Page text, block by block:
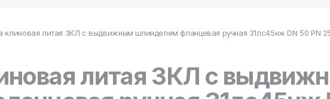
клиновая литая ЗКЛ с выдвижным шпинделем фланцевая ручная 31лс45нж DN 50 PN
литая ЗКЛ с